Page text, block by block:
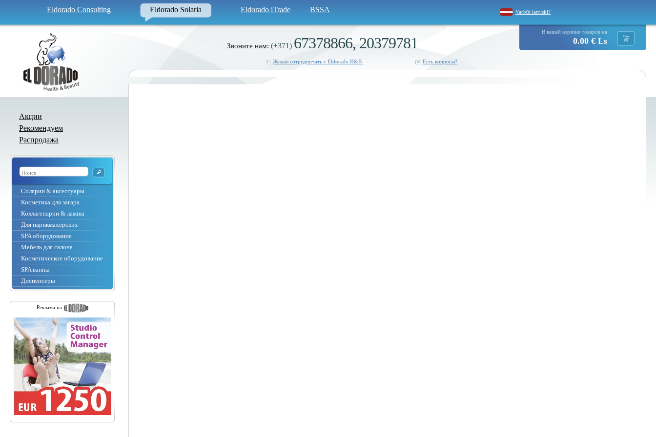
Eldorado Consulting Eldorado Solaria Eldorado iTrade BSSA Varbūt latviski?
Акции
Рекомендуем
Распродажа
Солярии & аксессуары
Косметика для загара
Коллагенарии & лампы
Для парикмахерских
SPA оборудование
Мебель для салона
Косметическое оборудование
SPA ванны
Диспенсеры
Реклама на
В вашей корзине товаров на
0.00 € Ls
Звоните нам: (+371) 67378866, 20379781
Желаю сотрудничать с Eldorado H&B Есть вопросы?